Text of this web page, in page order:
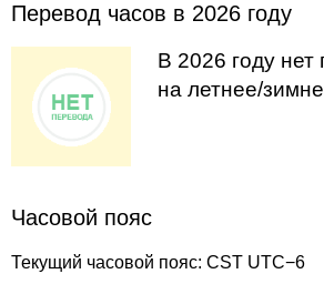
Перевод часов в 2026 году
В 2026 году нет
на летнее/
Часовой пояс
Текущий часовой пояс: CST UTC−6